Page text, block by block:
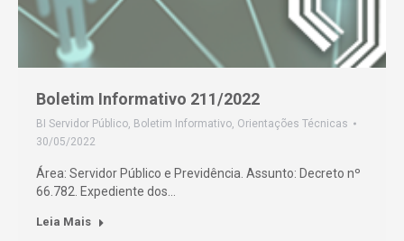
Boletim Informativo 211/2022
BI Servidor Público, Boletim Informativo, Orientações Técnicas
30/05/2022
Área: Servidor Público e Previdência. Assunto: Decreto nº
66.782. Expediente dos…
Leia Mais